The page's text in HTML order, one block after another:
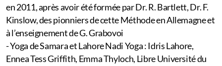
en 2011, après avoir été formée par Dr. R. Bartlett, Dr. F.
Kinslow, des pionniers de cette Méthode en Allemagne et
à l’enseignement de G. Grabovoi
- Yoga de Samara et Lahore Nadi Yoga : Idris Lahore,
Ennea Tess Griffith, Emma Thyloch, Libre Université du